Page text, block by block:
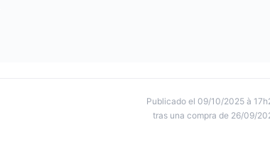
Publicado el 09/10/2025 à
tras una compra de 26/09/